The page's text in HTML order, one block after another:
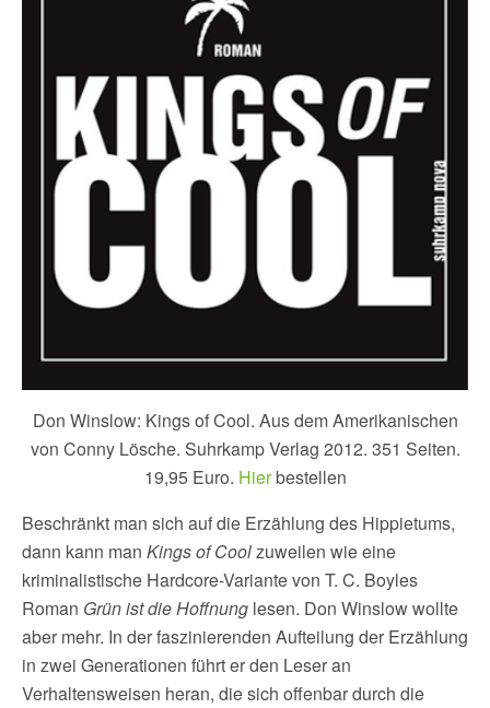
Don Winslow: Kings of Cool. Aus dem Amerikanischen
von Conny Lösche. Suhrkamp Verlag 2012. 351 Seiten.
19,95 Euro. Hierbestellen
Beschränkt man sich auf die Erzählung des Hippietums,
dann kann man Kings of Coolzuweilen wie eine
kriminalistische Hardcore-Variante von T. C. Boyles
Roman Grün ist die Hoffnung lesen. Don Winslow wollte
aber mehr. In der faszinierenden Aufteilung der Erzählung
in zwei Generationen führt er den Leser an
Verhaltensweisen heran, die sich offenbar durch die